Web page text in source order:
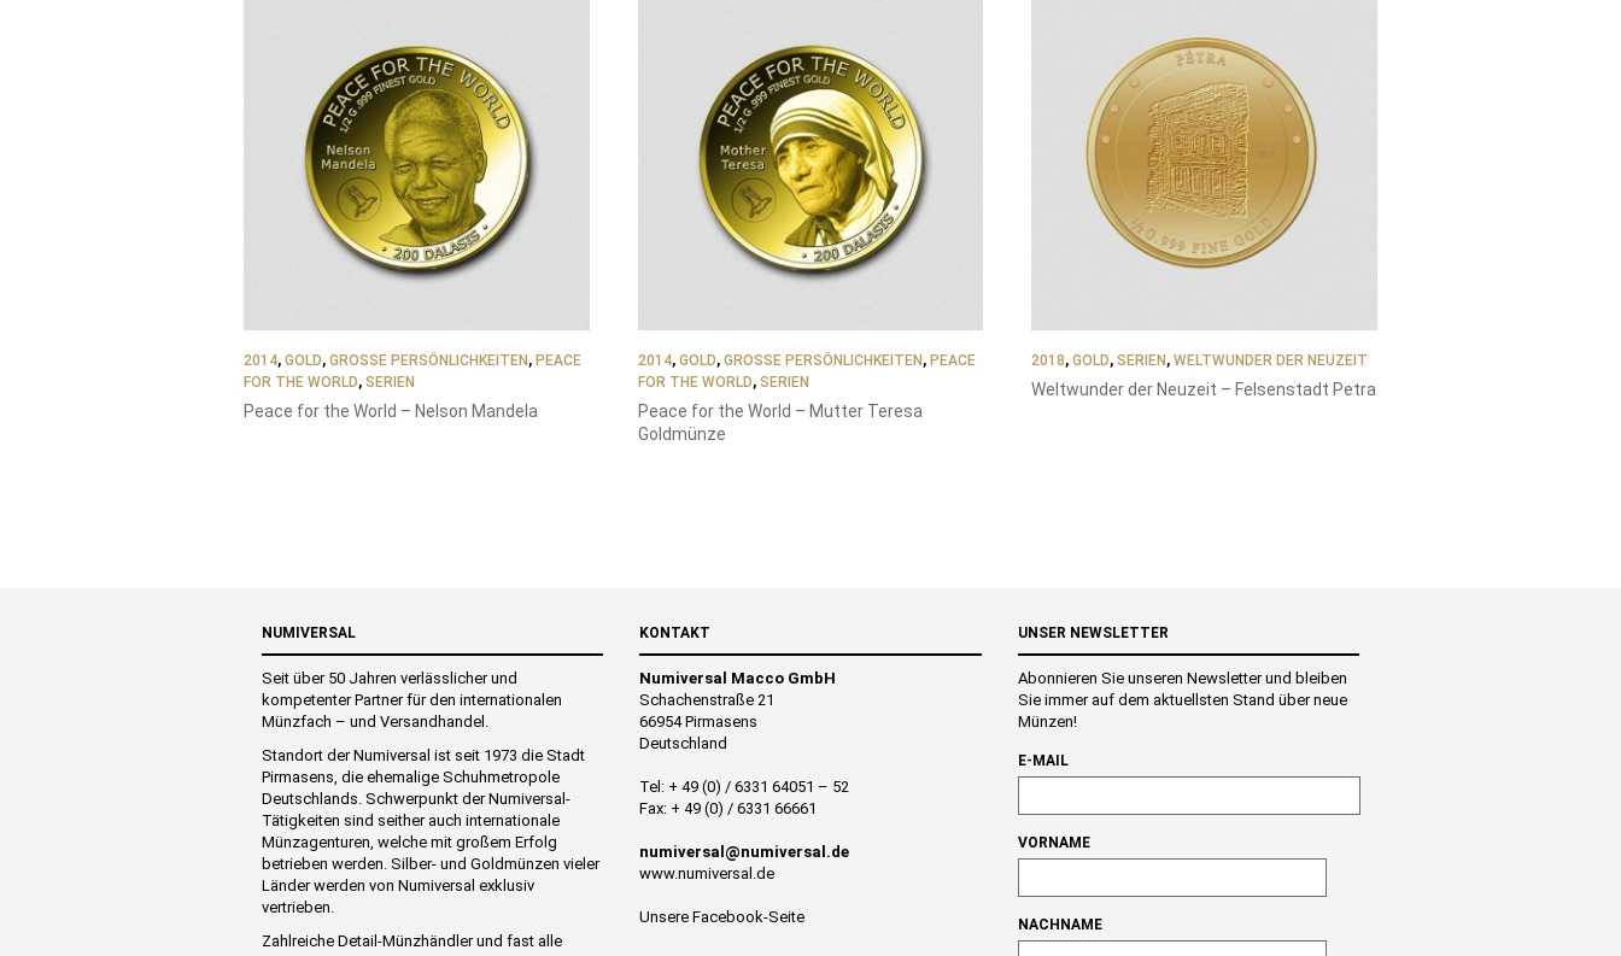
2014, GOLD, GROSSE PERSÖNLICHKEITEN , PEACE
FOR THE WORLD, SERIEN
Peace for the World – Nelson Mandela
2014, GOLD, GROSSE PERSÖNLICHKEITEN , PEACE
FOR THE WORLD, SERIEN
Peace for the World – Mutter Teresa
Goldmünze
2018,GOLD,SERIEN ,WELTWUNDER DER NEUZEIT
Weltwunder der Neuzeit – Felsenstadt Petra
NUMIVERSAL
Seit über 50 Jahren verlässlicher und
kompetenter Partner für den internationalen
Münzfach – und Versandhandel.
Standort der Numiversal ist seit 1973 die Stadt
Pirmasens, die ehemalige Schuhmetropole
Deutschlands. Schwerpunkt der Numiversal-
Tätigkeiten sind seither auch internationale
Münzagenturen, welche mit großem Erfolg
betrieben werden. Silber- und Goldmünzen vieler
Länder werden von Numiversal exklusiv
vertrieben.
Zahlreiche Detail-Münzhändler und fast alle
KONTAKT
Numiversal Macco GmbH
Schachenstraße 21
66954 Pirmasens
Deutschland
Tel: + 49 (0) / 6331 64051 – 52
Fax: + 49 (0) / 6331 66661
numiversal@numiversal.de
www.numiversal.de
Unsere Facebook-Seite
UNSER NEWSLETTER
Abonnieren Sie unseren Newsletter und bleiben
Sie immer auf dem aktuellsten Stand über neue
Münzen!
E-MAIL
VORNAME
NACHNAME